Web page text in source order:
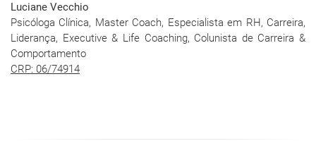
Luciane Vecchio
Psicóloga Clínica, Master Coach, Especialista em RH, Carreira,
Liderança, Executive & Life Coaching, Colunista de Carreira &
Comportamento
CRP: 06/74914